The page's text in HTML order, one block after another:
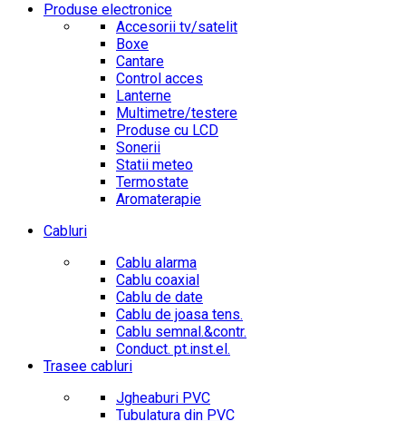
Produse electronice
Accesorii tv/satelit
Boxe
Cantare
Control acces
Lanterne
Multimetre/testere
Produse cu LCD
Sonerii
Statii meteo
Termostate
Aromaterapie
Cabluri
Cablu alarma
Cablu coaxial
Cablu de date
Cablu de joasa tens.
Cablu semnal.&contr.
Conduct. pt.inst.el.
Trasee cabluri
Jgheaburi PVC
Tubulatura din PVC